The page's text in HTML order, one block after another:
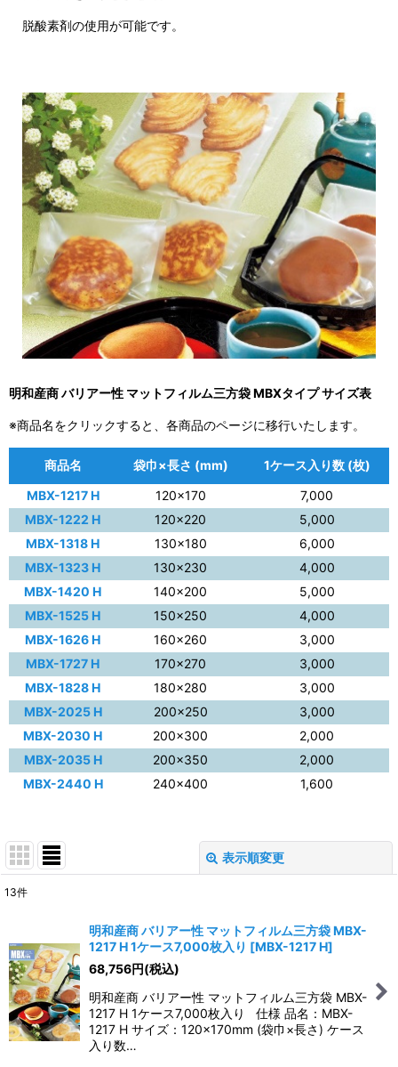
脱酸素剤の使用が可能です。
明和産商 バリアー性 マットフィルム三方袋 MBXタイプ サイズ表
※商品名をクリックすると、各商品のページに移行いたします。
商品名 袋巾×長さ (mm)
1ケース入り数 (枚)
MBX-1217 H
120×170
7,000
MBX-1222 H
120×220
5,000
MBX-1318 H
130×180
6,000
MBX-1323 H
130×230
4,000
MBX-1420 H
140×200
5,000
MBX-1525 H
150×250
4,000
MBX-1626 H
160×260
3,000
MBX-1727 H
170×270
3,000
MBX-1828 H
180×280
3,000
MBX-2025 H
200×250
3,000
MBX-2030 H
200×300
2,000
MBX-2035 H
200×350
2,000
MBX-2440 H
240×400 1,600
表示順変更
並び順:
絞り込む
13件
明和産商 バリアー性 マットフィルム三方袋 MBX-
1217 H 1ケース7,000枚入り [MBX-1217 H]
68,756円(税込)
明和産商 バリアー性 マットフィルム三方袋 MBX-
1217 H 1ケース7,000枚入り 仕様 品名：MBX-
1217 H サイズ：120×170mm (袋巾×長さ) ケース
入り数…